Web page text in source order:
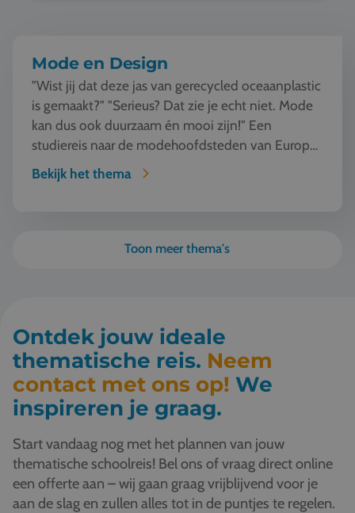
Mode en Design
"Wist jij dat deze jas van gerecycled oceaanplastic
is gemaakt?" "Serieus? Dat zie je echt niet. Mode
kan dus ook duurzaam én mooi zijn!" Een
studiereis naar de modehoofdsteden van Europa
o...
Bekijk het thema
Toon meer thema's
Ontdek jouw ideale
thematische reis. Neem
contact met ons op! We
inspireren je graag.
Start vandaag nog met het plannen van jouw
thematische schoolreis! Bel ons of vraag direct online
een offerte aan – wij gaan graag vrijblijvend voor je
aan de slag en zullen alles tot in de puntjes te regelen.